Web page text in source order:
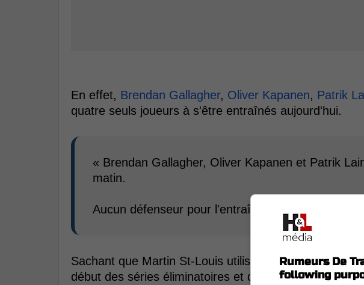
En effet, Brendan Gallagher, Oliver Kapanen, Patrik
quatre seuls joueurs à s'être entraînés aujourd'hui.
« Brendan Gallagher, Oliver Kapanen et Patrik
matin.
Aucun défenseur pour l'entraînement des extras. »
Sachant que Martin St-Louis utilise pratiquement
début des séries éliminatoires et qu'aucun attaquant
Rumeurs De
following